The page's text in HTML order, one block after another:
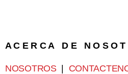
A C E R C A D E N O S O T
NOSOTROS|